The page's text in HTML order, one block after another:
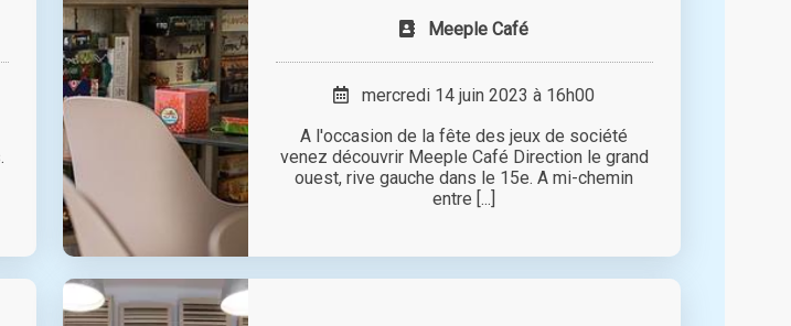
Meeple Café
mercredi 14 juin 2023 à 16h00
A l'occasion de la fête des jeux de société
venez découvrir Meeple Café Direction le grand
ouest, rive gauche dans le 15e. A mi-chemin
entre [...]